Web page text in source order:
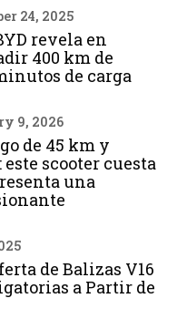
24, 2025
revela en
400 km de
de carga
9, 2026
de 45 km y
scooter cuesta
una
de Balizas V16
a Partir de